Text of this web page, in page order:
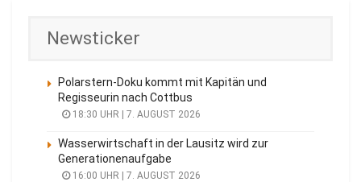
Newsticker
Polarstern-Doku kommt mit Kapitän und
Regisseurin nach Cottbus
18:30 UHR | 7. AUGUST 2026
Wasserwirtschaft in der Lausitz wird zur
Generationenaufgabe
16:00 UHR | 7. AUGUST 2026